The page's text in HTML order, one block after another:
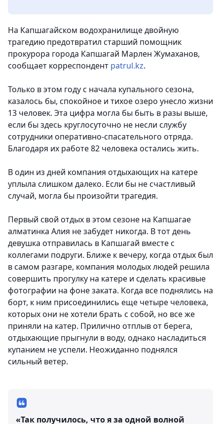
На Капшагайском водохранилище двойную
трагедию предотвратил старший помощник
прокурора города Капшагай Марлен Жумаханов,
сообщает корреспондент patrul.kz.
Только в этом году с начала купального сезона,
казалось бы, спокойное и тихое озеро унесло жизни
13 человек. Эта цифра могла бы быть в разы выше,
если бы здесь круглосуточно не несли службу
сотрудники оперативно-спасательного отряда.
Благодаря их работе 82 человека остались жить.
В один из дней компания отдыхающих на катере
уплыла слишком далеко. Если бы не счастливый
случай, могла бы произойти трагедия.
Первый свой отдых в этом сезоне на Капшагае
алматинка Алия не забудет никогда. В тот день
девушка отправилась в Капшагай вместе с
коллегами подруги. Ближе к вечеру, когда отдых был
в самом разгаре, компания молодых людей решила
совершить прогулку на катере и сделать красивые
фотографии на фоне заката. Когда все поднялись на
борт, к ним присоединились еще четыре человека,
которых они не хотели брать с собой, но все же
приняли на катер. Прилично отплыв от берега,
отдыхающие прыгнули в воду, однако насладиться
купанием не успели. Неожиданно поднялся
сильный ветер.
«Так получилось, что я за одной волной